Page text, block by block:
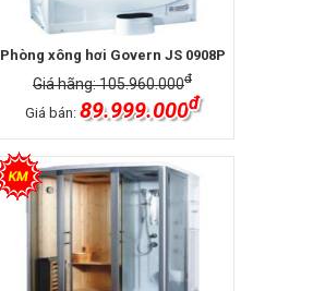
Phòng xông hơi Govern JS 0908P
Giá hãng: 105.960.000đ
Giá bán: 89.999.000đ